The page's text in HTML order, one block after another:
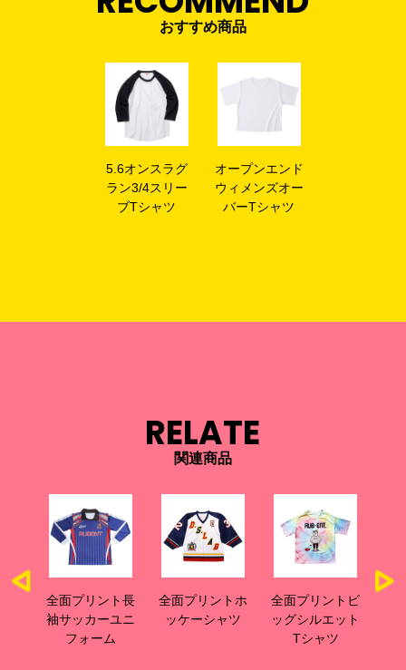
おすすめ商品
5.6オンスラグ
ラン3/4スリー
ブTシャツ
オープンエンド
ウィメンズオー
バーTシャツ
RELATE
関連商品
全面プリント長
袖サッカーユニ
フォーム
全面プリントホ
ッケーシャツ
全面プリントビ
ッグシルエット
Tシャツ